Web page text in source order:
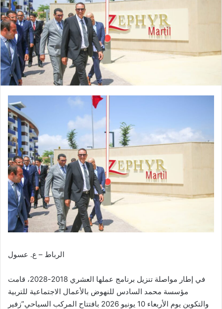
m
a
الرباط – ع. عسول
في إطار مواصلة تنزيل برنامج عملها العشري 2018-2028، قامت
مؤسسة محمد السادس للنهوض بالأعمال الاجتماعية للتربية
والتكوين يوم الأربعاء 10 يونيو 2026 بافتتاح المركب السياحي”زفير